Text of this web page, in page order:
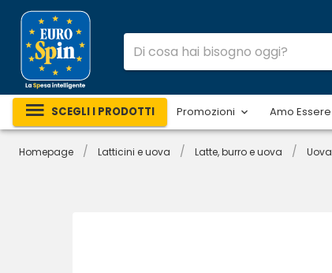
SCEGLI I PRODOTTI Promozioni Amo Essere
Homepage / Latticini e uova / Latte, burro e uova / Uova